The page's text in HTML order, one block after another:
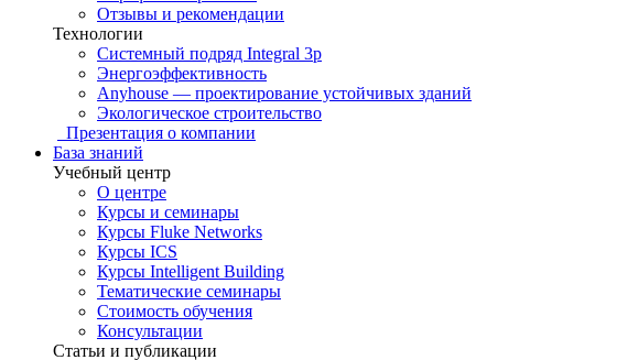
Отзывы и рекомендации
Технологии
Системный подряд Integral 3p
Энергоэффективность
Anyhouse — проектирование устойчивых зданий
Экологическое строительство
Презентация о компании
База знаний
Учебный центр
О центре
Курсы и семинары
Курсы Fluke Networks
Курсы ICS
Курсы Intelligent Building
Тематические семинары
Стоимость обучения
Консультации
Статьи и публикации